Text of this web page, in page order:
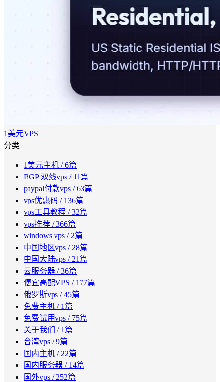
1美元VPS
分类
1美元主机 / 6篇
BGP 双线vps / 11篇
paypal付款vps / 63篇
vps优惠码 / 136篇
vps工具教程 / 32篇
vps推荐 / 366篇
windows vps / 2篇
中国地区vps / 28篇
中国大陆vps / 21篇
云服务器 / 36篇
便宜高配VPS / 177篇
俄罗斯vps / 45篇
免费主机 / 1篇
免费试用vps / 75篇
关于我们
/ 1篇
台湾vps / 9篇
国内主机 / 22篇
国内服务器 / 14篇
国外vps / 252篇